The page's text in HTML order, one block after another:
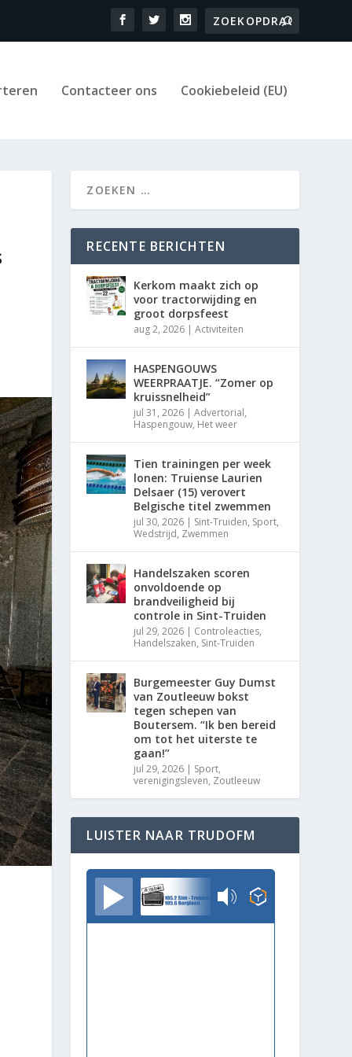
Contacteer ons Cookiebeleid (EU)
RECENTE BERICHTEN
Kerkom maakt zich op
voor tractorwijding en
groot dorpsfeest
aug 2, 2026 |Activiteiten
HASPENGOUWS
WEERPRAATJE. “Zomer op
kruissnelheid”
jul 31, 2026 |Advertorial,
Haspengouw, Het weer
Tien trainingen per week
lonen: Truiense Laurien
Delsaer (15) verovert
Belgische titel zwemmen
jul 30, 2026 | Sint-Truiden, Sport,
Wedstrijd, Zwemmen
Handelszaken scoren
onvoldoende op
brandveiligheid bij
controle in Sint-Truiden
jul 29, 2026 | Controleacties,
Handelszaken, Sint-Truiden
Burgemeester Guy Dumst
van Zoutleeuw bokst
tegen schepen van
Boutersem. “Ik ben bereid
om tot het uiterste te
gaan!”
jul 29, 2026 | Sport,
verenigingsleven, Zoutleeuw
LUISTER NAAR TRUDOFM
TrudoFM